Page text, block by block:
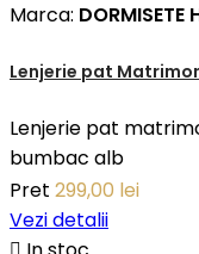
Marca: DORMISETE
Lenjerie pat
Lenjerie pat
bumbac alb
Pret 299,00 lei
Vezi detalii